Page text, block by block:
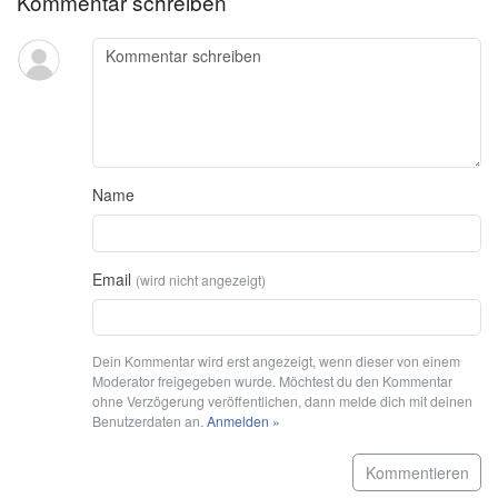
Name
Email (wird nicht angezeigt)
Dein Kommentar wird erst angezeigt, wenn dieser von einem
Moderator freigegeben wurde. Möchtest du den Kommentar
ohne Verzögerung veröffentlichen, dann melde dich mit deinen
Benutzerdaten an. Anmelden »
Kommentieren